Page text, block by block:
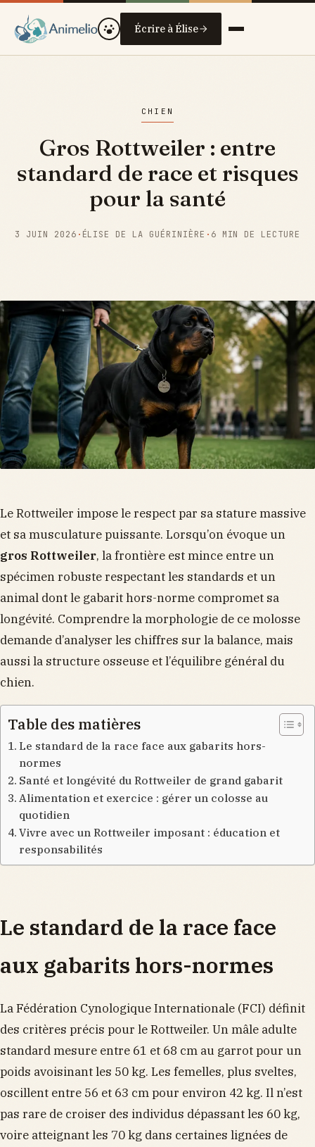
Écrire à Élise
CHIEN
Gros Rottweiler : entre
standard de race et risques
pour la santé
3 JUIN 2026 · ÉLISE DE LA GUÉRINIÈRE · 6 MIN DE LECTURE
Le Rottweiler impose le respect par sa stature massive
et sa musculature puissante. Lorsqu’on évoque un
gros Rottweiler, la frontière est mince entre un
spécimen robuste respectant les standards et un
animal dont le gabarit hors-norme compromet sa
longévité. Comprendre la morphologie de ce molosse
demande d’analyser les chiffres sur la balance, mais
aussi la structure osseuse et l’équilibre général du
chien.
Table des matières
Le standard de la race face aux gabarits hors-
normes
Santé et longévité du Rottweiler de grand gabarit
Alimentation et exercice : gérer un colosse au
quotidien
Vivre avec un Rottweiler imposant : éducation et
responsabilités
Le standard de la race face
aux gabarits hors-normes
La Fédération Cynologique Internationale (FCI) définit
des critères précis pour le Rottweiler. Un mâle adulte
standard mesure entre 61 et 68 cm au garrot pour un
poids avoisinant les 50 kg. Les femelles, plus sveltes,
oscillent entre 56 et 63 cm pour environ 42 kg. Il n’est
pas rare de croiser des individus dépassant les 60 kg,
voire atteignant les 70 kg dans certaines lignées de